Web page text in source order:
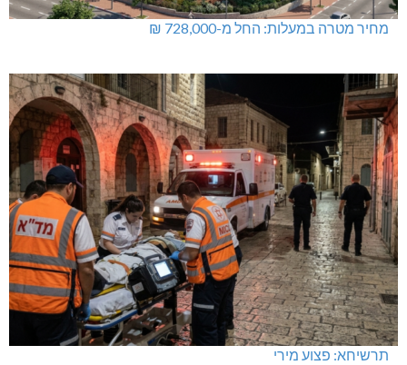
מחיר מטרה במעלות: החל מ-728,000 ₪
תרשיחא: פצוע מירי